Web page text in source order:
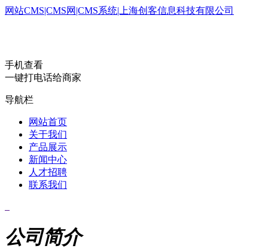
网站CMS|CMS网|CMS系统|上海创客信息科技有限公司
手机查看
一键打电话给商家
导航栏
网站首页
关于我们
产品展示
新闻中心
人才招聘
联系我们
公司简介